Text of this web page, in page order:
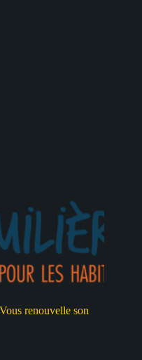
renouvelle son